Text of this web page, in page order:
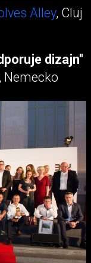
Alley, Cluj
dizajn"
Nemecko